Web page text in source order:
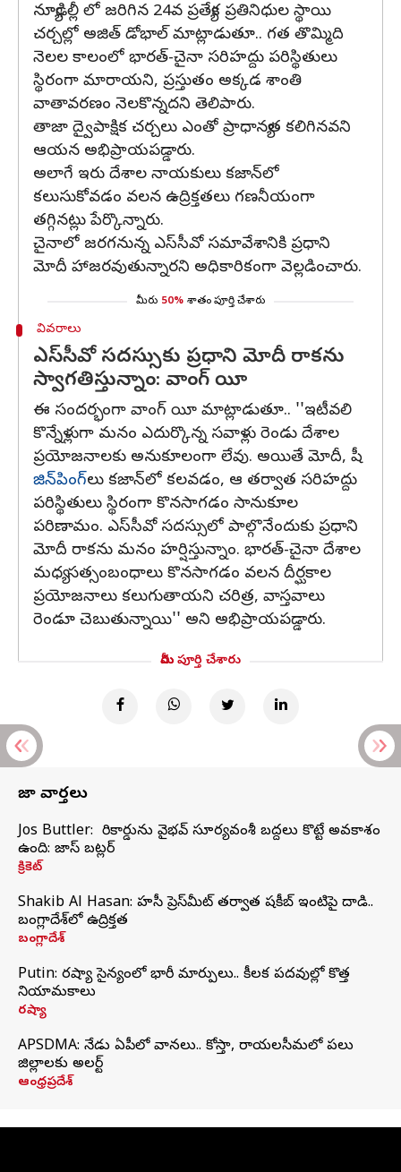
న్యూఢిల్లీ లో జరిగిన 24వ ప్రత్యేక ప్రతినిధుల స్థాయి
చర్చల్లో అజిత్‌ డోభాల్‌ మాట్లాడుతూ.. గత తొమ్మిది
నెలల కాలంలో భారత్‌-చైనా సరిహద్దు పరిస్థితులు
స్థిరంగా మారాయని, ప్రస్తుతం అక్కడ శాంతి
వాతావరణం నెలకొన్నదని తెలిపారు.
తాజా ద్వైపాక్షిక చర్చలు ఎంతో ప్రాధాన్యత కలిగినవని
ఆయన అభిప్రాయపడ్డారు.
అలాగే ఇరు దేశాల నాయకులు కజాన్‌లో
కలుసుకోవడం వలన ఉద్రిక్తతలు గణనీయంగా
తగ్గినట్లు పేర్కొన్నారు.
చైనాలో జరగనున్న ఎస్‌సీవో సమావేశానికి ప్రధాని
మోదీ హాజరవుతున్నారని అధికారికంగా వెల్లడించారు.
మీరు 50% శాతం పూర్తి చేశారు
వివరాలు
ఎస్‌సీవో సదస్సుకు ప్రధాని మోదీ రాకను
స్వాగతిస్తున్నాం: వాంగ్‌ యీ
ఈ సందర్భంగా వాంగ్‌ యీ మాట్లాడుతూ.. ''ఇటీవలి
కొన్నేళ్లుగా మనం ఎదుర్కొన్న సవాళ్లు రెండు దేశాల
ప్రయోజనాలకు అనుకూలంగా లేవు. అయితే మోదీ, షీ
జిన్‌పింగ్‌లు కజాన్‌లో కలవడం, ఆ తర్వాత సరిహద్దు
పరిస్థితులు స్థిరంగా కొనసాగడం సానుకూల
పరిణామం. ఎస్‌సీవో సదస్సులో పాల్గొనేందుకు ప్రధాని
మోదీ రాకను మనం హర్షిస్తున్నాం. భారత్‌-చైనా దేశాల
మధ్య సత్సంబంధాలు కొనసాగడం వలన దీర్ఘకాల
ప్రయోజనాలు కలుగుతాయని చరిత్ర, వాస్తవాలు
రెండూ చెబుతున్నాయి'' అని అభిప్రాయపడ్డారు.
మీరు పూర్తి చేశారు
తాజా వార్తలు
Jos Buttler: నా రికార్డును వైభవ్ సూర్యవంశీ బద్దలు కొట్టే అవకాశం
ఉంది: జాస్ బట్లర్
క్రికెట్
Shakib Al Hasan: హసీనా ప్రెస్‌మీట్‌ తర్వాత షకీబ్‌ ఇంటిపై దాడి..
బంగ్లాదేశ్‌లో ఉద్రిక్తత
బంగ్లాదేశ్
Putin: రష్యా సైన్యంలో భారీ మార్పులు.. కీలక పదవుల్లో కొత్త
నియామకాలు
రష్యా
APSDMA: నేడు ఏపీలో వానలు.. కోస్తా, రాయలసీమలో పలు
జిల్లాలకు అలర్ట్
ఆంధ్రప్రదేశ్